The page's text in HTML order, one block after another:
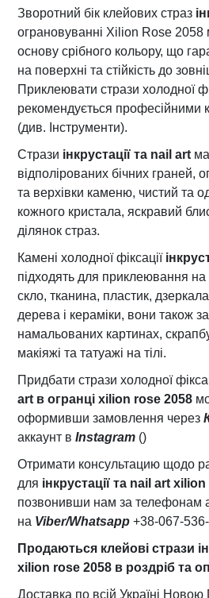
Зворотний бік клейових страз
ограновуванні Xilion Rose
основу срібного кольору, що
на поверхні та стійкість до
Приклеювати стрази холодної
рекомендується професійними
(див. Інструменти).
Стрази інкрустації та nail art
відполірованих бічних граней,
та верхівки каменю, чистий та
кожного кристала, яскравий
ділянок страз.
Камені холодної фіксації
підходять для приклеювання на
скло, тканина, пластик,
дерева і кераміки, вони також
намальованих картинах,
макіяжі та татуажі на тілі.
Придбати стрази холодної
art в огранці xilion rose 2058
оформивши замовлення через
аккаунт в Instagram ()
Отримати консультацию щодо
для інкрустації та nail art xilion
позвонивши нам за телефонам
на Viber/Whatsapp +38-067-
Продаються клейові стрази
xilion rose 2058 в роздріб та
Доставка по всій Україні